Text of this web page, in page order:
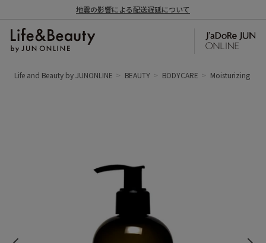
地震の影響による配送遅延について
Life and Beauty by JUNONLINE BEAUTY BODYCARE Moisturizing